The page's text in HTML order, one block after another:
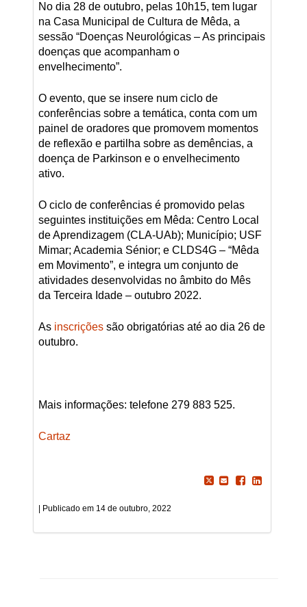
No dia 28 de outubro, pelas 10h15, tem lugar
na Casa Municipal de Cultura de Mêda, a
sessão “Doenças Neurológicas – As principais
doenças que acompanham o
envelhecimento”.
O evento, que se insere num ciclo de
conferências sobre a temática, conta com um
painel de oradores que promovem momentos
de reflexão e partilha sobre as demências, a
doença de Parkinson e o envelhecimento
ativo.
O ciclo de conferências é promovido pelas
seguintes instituições em Mêda: Centro Local
de Aprendizagem (CLA-UAb); Município; USF
Mimar; Academia Sénior; e CLDS4G – “Mêda
em Movimento”, e integra um conjunto de
atividades desenvolvidas no âmbito do Mês
da Terceira Idade – outubro 2022.
As inscriçõessão obrigatórias até ao dia 26 de
outubro.
Mais informações: telefone 279 883 525.
Cartaz
14 de outubro, 2022